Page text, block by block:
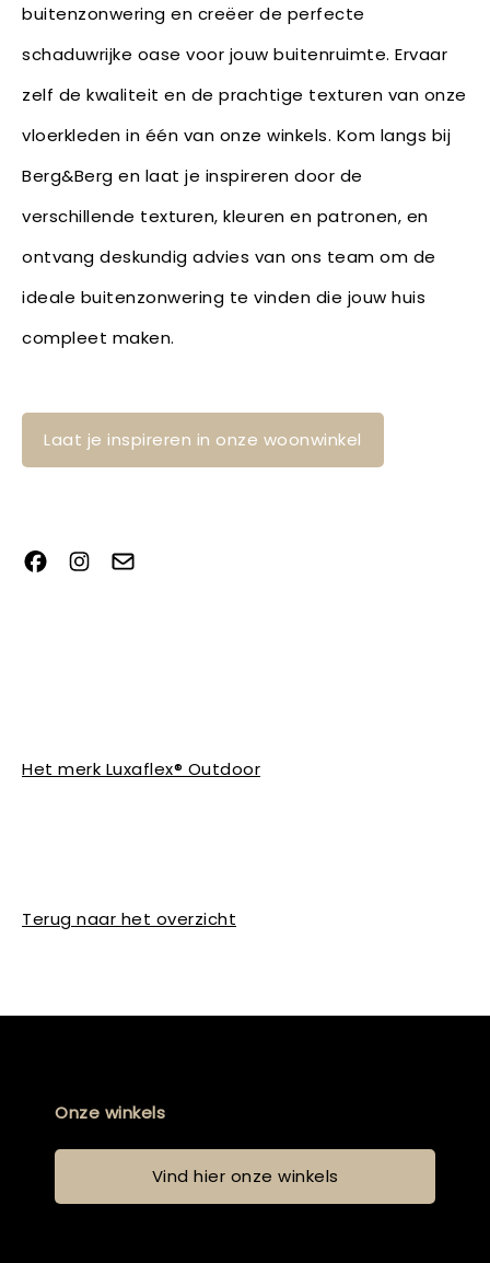
buitenzonwering en creëer de perfecte
schaduwrijke oase voor jouw buitenruimte. Ervaar
zelf de kwaliteit en de prachtige texturen van onze
vloerkleden in één van onze winkels. Kom langs bij
Berg&Berg en laat je inspireren door de
verschillende texturen, kleuren en patronen, en
ontvang deskundig advies van ons team om de
ideale buitenzonwering te vinden die jouw huis
compleet maken.
Laat je inspireren in onze woonwinkel
Het merk Luxaflex® Outdoor
Terug naar het overzicht
Onze winkels
Vind hier onze winkels